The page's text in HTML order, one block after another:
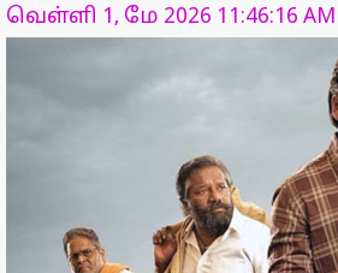
வெள்ளி 1, மே 2026 11:46:16 AM